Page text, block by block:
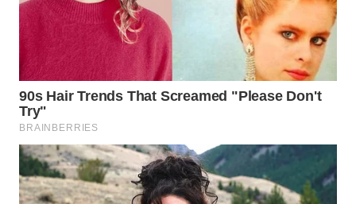
WAHANA
NEWS
WAHANA
WAHANA
ADVOKAT
WAHANA